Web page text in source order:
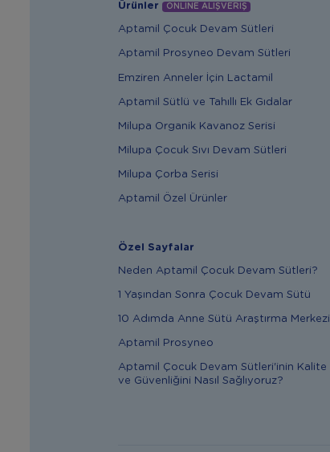
Ürünler ONLİNE ALIŞVERİŞ
Aptamil Çocuk Devam Sütleri
Aptamil Prosyneo Devam Sütleri
Emziren Anneler İçin Lactamil
Aptamil Sütlü ve Tahıllı Ek Gıdalar
Milupa Organik Kavanoz Serisi
Milupa Çocuk Sıvı Devam Sütleri
Milupa Çorba Serisi
Aptamil Özel Ürünler
Özel Sayfalar
Neden Aptamil Çocuk Devam Sütleri?
1 Yaşından Sonra Çocuk Devam Sütü
10 Adımda Anne Sütü Araştırma Merkezi
Aptamil Prosyneo
Aptamil Çocuk Devam Sütleri'inin Kalite
ve Güvenliğini Nasıl Sağlıyoruz?